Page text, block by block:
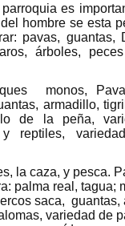
es
hombre se esta
pavas, guantas,
árboles,
monos,
armadillo,
de la peña,
y reptiles,
la caza, y pesca.
palma real, tagua;
saca, guantas,
variedad de